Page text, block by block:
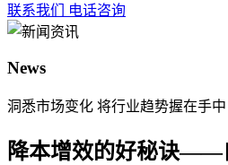
联系我们 电话咨询
News
洞悉市场变化 将行业趋势握在手中
降本增效的好秘诀——